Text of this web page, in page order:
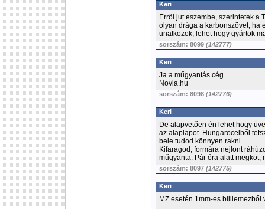
Keri
Erről jut eszembe, szerintetek a
olyan drága a karbonszövet, ha
unatkozok, lehet hogy gyártok
sorszám: 8099 (142777)
Keri
Ja a műgyantás cég.
Novia.hu
sorszám: 8098 (142776)
Keri
De alapvetően én lehet hogy
az alaplapot. Hungarocelből
bele tudod könnyen rakni.
Kifaragod, formára nejlont
műgyanta. Pár óra alatt megköt,
sorszám: 8097 (142775)
Keri
MZ esetén 1mm-es bililemezből